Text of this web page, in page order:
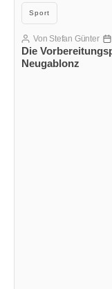
Kategorien
Sport
Die
Neugablonz
Beitragsautor
Von Stefan Günter